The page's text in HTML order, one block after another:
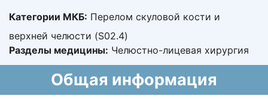
Категории МКБ: Перелом скуловой кости и
верхней челюсти (S02.4)
Разделы медицины: Челюстно-лицевая хирургия
Общая информация